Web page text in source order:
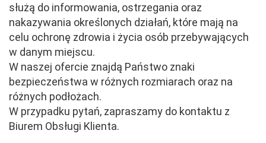
służą do informowania, ostrzegania oraz
nakazywania określonych działań, które mają na
celu ochronę zdrowia i życia osób przebywających
w danym miejscu.
W naszej ofercie znajdą Państwo znaki
bezpieczeństwa w różnych rozmiarach oraz na
różnych podłożach.
W przypadku pytań, zapraszamy do kontaktu z
Biurem Obsługi Klienta.